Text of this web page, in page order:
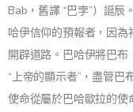
Bab，舊譯 “巴孛”）誕辰
哈伊信仰的預報者，因
開辟道路。巴哈伊將巴布
“上帝的顯示者”，盡管巴
使命從屬於巴哈歐拉的使